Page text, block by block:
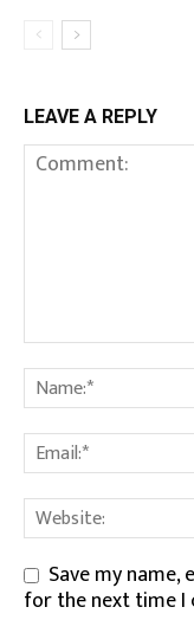
LEAVE A REPLY
Save my
for the next time I